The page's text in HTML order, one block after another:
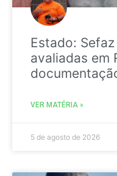
Estado:
avaliadas em
VER MATÉRIA »
5 de agosto de 2026